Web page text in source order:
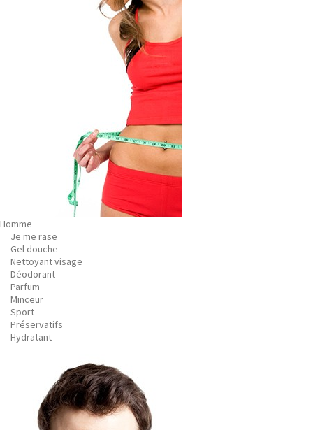
Homme
Je me rase
Gel douche
Nettoyant visage
Déodorant
Parfum
Minceur
Sport
Préservatifs
Hydratant